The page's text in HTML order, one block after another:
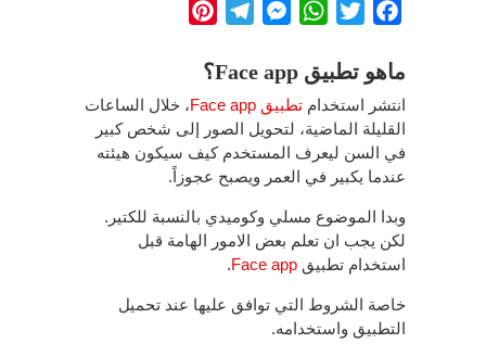
Facebook
Twitter
WhatsApp
Messenger
Telegram
ماهو تطبيق Face app؟
انتشر استخدام تطبيق Face app
، خلال الساعات
القليلة الماضية، لتحويل الصور إلى شخص كبير
في السن ليعرف المستخدم كيف سيكون هيئته
عندما يكبير في العمر ويصبح عجوزاً.
وبدا الموضوع مسلي وكوميدي بالنسبة للكتير.
لكن يجب ان تعلم بعض الامور الهامة قبل
استخدام تطبيق Face app
.
خاصة الشروط التي توافق عليها عند تحميل
التطبيق واستخدامه.